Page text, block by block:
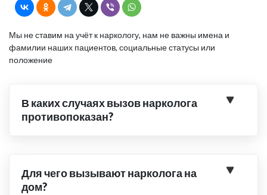
Мы не ставим на учёт к наркологу, нам не важны имена и
фамилии наших пациентов, социальные статусы или
положение
В каких случаях вызов нарколога
противопоказан?
Для чего вызывают нарколога на
дом?